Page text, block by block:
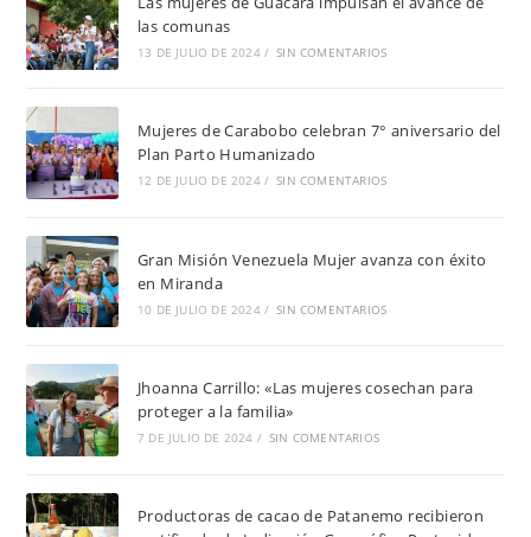
las comunas
13 DE JULIO DE 2024 / SIN COMENTARIOS
Mujeres de Carabobo celebran 7° aniversario del
Plan Parto Humanizado
12 DE JULIO DE 2024 / SIN COMENTARIOS
Gran Misión Venezuela Mujer avanza con éxito
en Miranda
10 DE JULIO DE 2024 / SIN COMENTARIOS
Jhoanna Carrillo: «Las mujeres cosechan para
proteger a la familia»
7 DE JULIO DE 2024 / SIN COMENTARIOS
Productoras de cacao de Patanemo recibieron